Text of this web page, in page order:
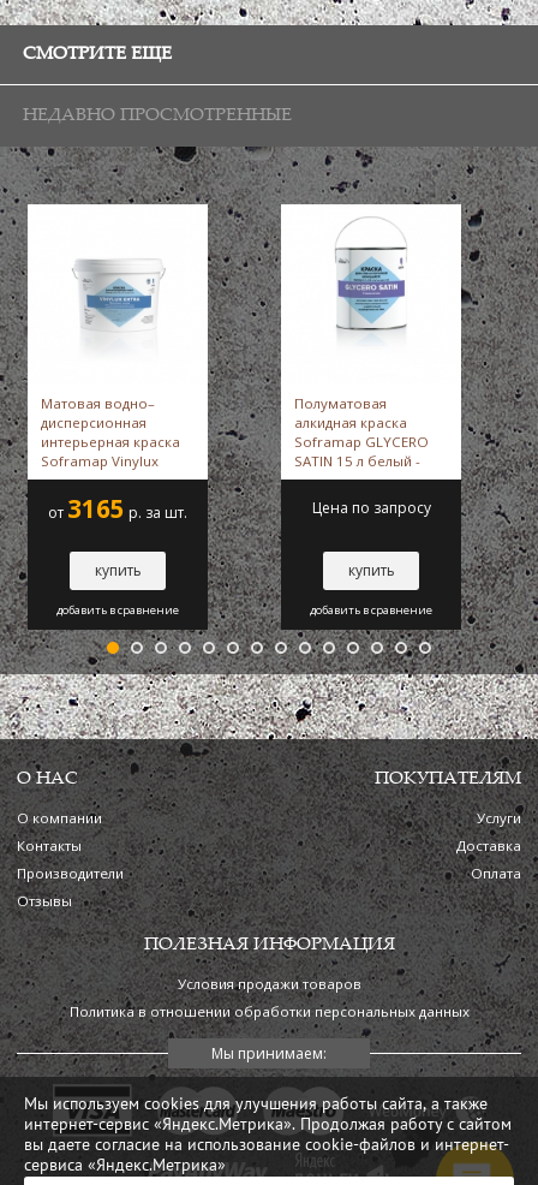
СМОТРИТЕ ЕЩЕ
НЕДАВНО ПРОСМОТРЕННЫЕ
Матовая водно–
дисперсионная
интерьерная краска
Soframap Vinylux
Extra 9 л -Soframap
от 3165 р. за шт.
купить
добавить в сравнение
Полуматовая
алкидная краска
Soframap GLYCERO
SATIN 15 л белый -
Soframap
Цена по запросу
купить
добавить в сравнение
О НАС
О компании
Контакты
Производители
Отзывы
ПОКУПАТЕЛЯМ
Услуги
Доставка
Оплата
ПОЛЕЗНАЯ ИНФОРМАЦИЯ
Условия продажи товаров
Политика в отношении обработки персональных данных
Мы используем cookies для улучшения работы сайта, а также
интернет-сервис «Яндекс.Метрика». Продолжая работу с сайтом
вы даете согласие на использование cookie-файлов и интернет-
сервиса «Яндекс.Метрика»